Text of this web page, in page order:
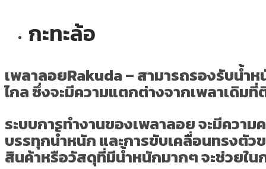
กะทะล้อ
เพลาลอยRakuda – สามารถรองรับน้ำ
ไกลซึ่งจะมีความแตกต่างจากเพลาเดิมที่
ระบบการทำงานของเพลาลอย จะมีควา
บรรทุกน้ำหนัก และการขับเคลื่อนทรงตั
สินค้าหรือวัสดุที่มีน้ำหนักมากๆ จะช่วยใ